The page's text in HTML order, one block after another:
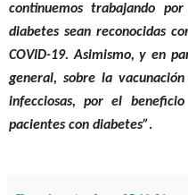
continuemos trabajando
diabetes sean reconocidas
COVID-19. Asimismo, y en
general, sobre la
infecciosas, por el
pacientes con diabetes”.